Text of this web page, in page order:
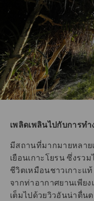
เพลิดเพลินไปกับการท
มีสถานที่มากมายหลาย
เยือนเกาะโยรน ซึ่งรว
ชีวิตเหมือนชาวเกาะแ
จากท่าอากาศยานเพีย
เต็มไปด้วยวิวอันน่าตื่น